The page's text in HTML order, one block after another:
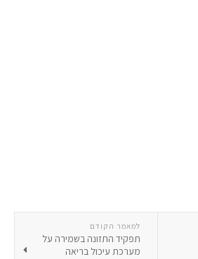
למאמר הקודם
תפקיד התזונה בשמירה על
מערכת עיכול בריאה